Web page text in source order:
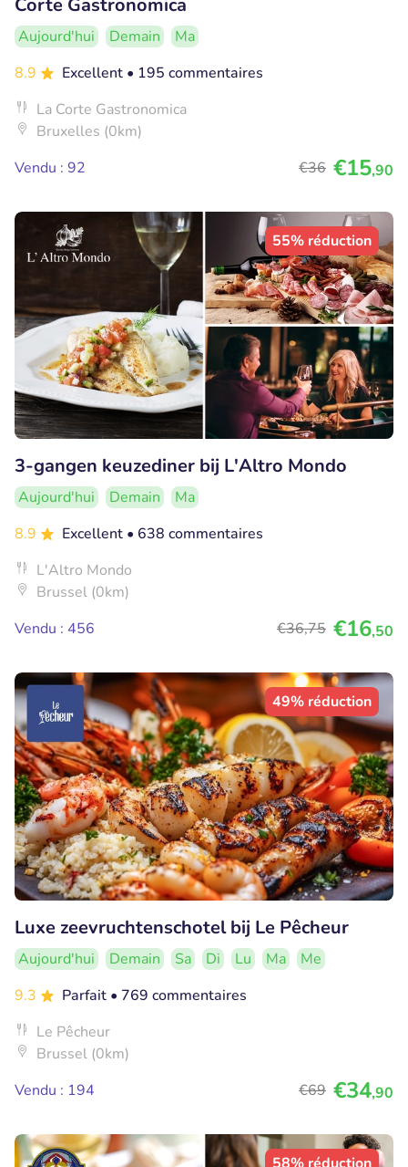
Aujourd'hui Demain
Ma
8.9
Excellent • 195 commentaires
La Corte Gastronomica
Bruxelles (0km)
Vendu : 92
€36 €15,90
55% réduction
3-gangen keuzediner bij L'Altro Mondo
Aujourd'hui Demain
Ma
8.9
Excellent • 638 commentaires
L'Altro Mondo
Brussel (0km)
Vendu : 456
€36,75 €16,50
49% réduction
Luxe zeevruchtenschotel bij Le Pêcheur
Aujourd'hui Demain Sa Di Lu Ma
Me
9.3
Parfait • 769 commentaires
Le Pêcheur
Brussel (0km)
Vendu : 194
€69 €34,90